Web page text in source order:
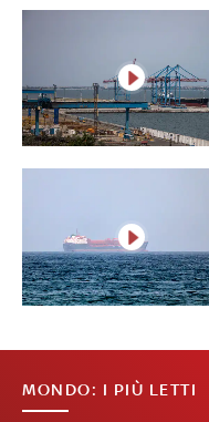
MONDO: I PIÙ LETTI